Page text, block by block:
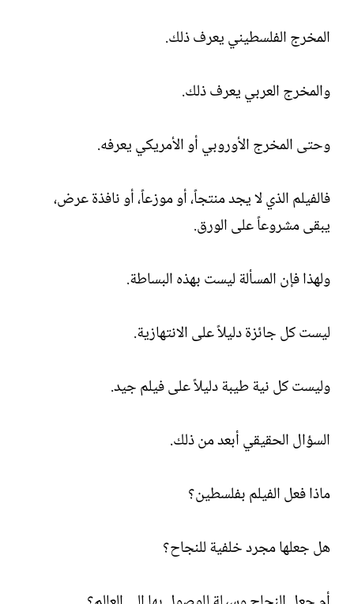
المخرج الفلسطيني يعرف ذلك.
والمخرج العربي يعرف ذلك.
وحتى المخرج الأوروبي أو الأمريكي يعرفه.
فالفيلم الذي لا يجد منتجاً، أو موزعاً، أو نافذة عرض،
يبقى مشروعاً على الورق.
ولهذا فإن المسألة ليست بهذه البساطة.
ليست كل جائزة دليلاً على الانتهازية.
وليست كل نية طيبة دليلاً على فيلم جيد.
السؤال الحقيقي أبعد من ذلك.
ماذا فعل الفيلم بفلسطين؟
هل جعلها مجرد خلفية للنجاح؟